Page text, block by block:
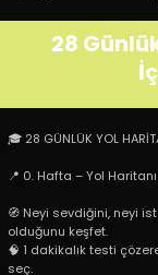
28
🎓 28 GÜNLÜK YOL
📍 0. Hafta – Yol
🧭 Neyi sevdiğini, neyi
olduğunu keşfet.
🧠 1 dakikalık testi
seç.